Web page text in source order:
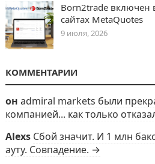
Born2trade включен
сайтах MetaQuotes
9 июля, 2026
КОММЕНТАРИИ
он admiral markets были
компанией... как только
Alexs Сбой значит. И 1 млн
ауту. Совпадение. →